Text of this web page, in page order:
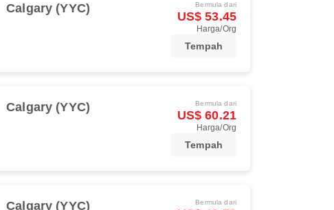
Calgary (YYC) Bermula dari
US$ 53.45
Harga/Org
Tempah
Calgary (YYC) Bermula dari
US$ 60.21
Harga/Org
Tempah
Calgary (YYC) Bermula dari